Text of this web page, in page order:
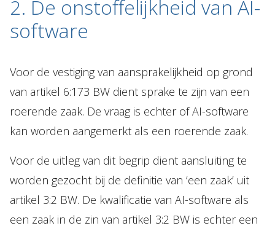
2. De onstoffelijkheid van AI-
software
Voor de vestiging van aansprakelijkheid op grond
van artikel 6:173 BW dient sprake te zijn van een
roerende zaak. De vraag is echter of AI-software
kan worden aangemerkt als een roerende zaak.
Voor de uitleg van dit begrip dient aansluiting te
worden gezocht bij de definitie van ‘een zaak’ uit
artikel 3:2 BW. De kwalificatie van AI-software als
een zaak in de zin van artikel 3:2 BW is echter een